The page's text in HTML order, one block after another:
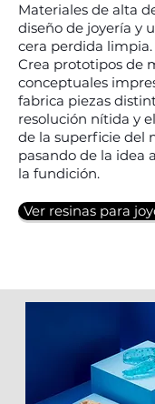
Materiales de alta
diseño de joyería y
cera perdida limpia.
Crea prototipos de
conceptuales
fabrica piezas
resolución nítida y
de la superficie del
pasando de la idea
la fundición.
Ver resinas para